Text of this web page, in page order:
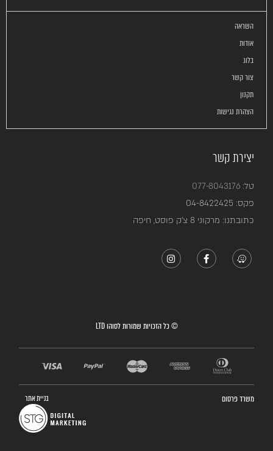
השראה
אודות
בלוג
צור קשר
תקנון
הצהרת נגישות
יצירת קשר
טל:077-8043176
פקס: 04-8422425
כתובתנו: מרקוני 8 צ’ק פוסט, חיפה
© כל הזכויות שמורות לסוהו LTD
משרד פרסום בניית אתר